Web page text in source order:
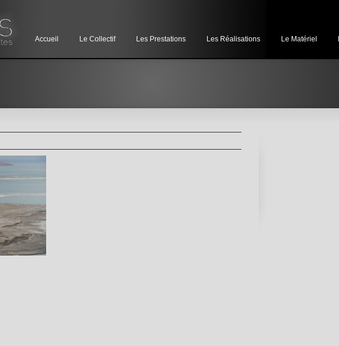
Accueil Le Collectif Les Prestations Les Réalisations Le Matériel